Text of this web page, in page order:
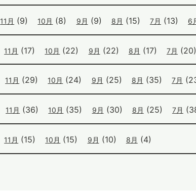
11月 (9) 10月 (8) 9月 (9) 8月 (15) 7月 (13) 6
11月 (17) 10月 (22) 9月 (22) 8月 (17) 7月 (20)
11月 (29) 10月 (24) 9月 (25) 8月 (35) 7月
11月 (36) 10月 (35) 9月 (30) 8月 (25) 7月
11月 (15) 10月 (15) 9月 (10) 8月 (4)